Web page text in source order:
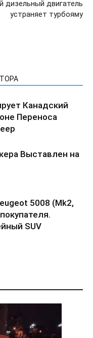
дизельный двигатель
устраняет турбояму
Канадский
Переноса
Выставлен на
5008 (Mk2,
SUV